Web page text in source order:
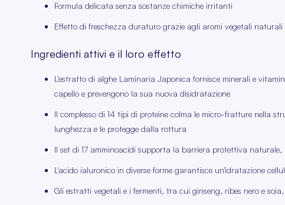
Formula delicata senza sostanze chimiche irritanti
Effetto di freschezza duraturo grazie agli aromi vegetali naturali
Ingredienti attivi e il loro effetto
L'estratto di alghe Laminaria Japonica fornisce minerali e
capello e prevengono la sua nuova disidratazione
Il complesso di 14 tipi di proteine colma le micro-fratture nella
lunghezza e le protegge dalla rottura
Il set di 17 amminoacidi supporta la barriera protettiva
L'acido ialuronico in diverse forme garantisce un'idratazione
Gli estratti vegetali e i fermenti, tra cui ginseng, ribes nero e